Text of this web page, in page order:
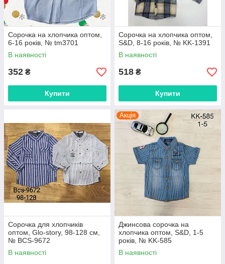
Сорочка на хлопчика оптом,
6-16 років, № tm3701
В наявності
352 ₴
Купити
Сорочка на хлопчика оптом,
S&D, 8-16 років, № KK-1391
В наявності
518 ₴
Купити
Сорочка для хлопчиків
оптом, Glo-story, 98-128 см,
№ BCS-9672
В наявності
Акція
Джинсова сорочка на
хлопчика оптом, S&D, 1-5
років, № KK-585
В наявності